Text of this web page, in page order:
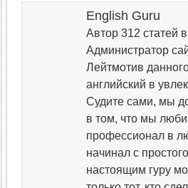
English Guru
Автор 312 статей
Администратор
Лейтмотив
английский в
Судите сами, мы
в том, что мы
профессионал в
начинал с
настоящим гуру